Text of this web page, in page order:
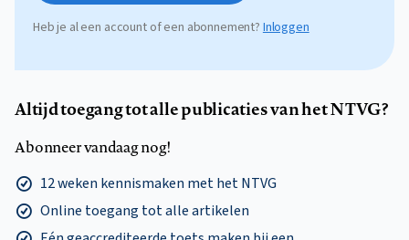
Heb je al een account of een abonnement? Inloggen
Altijd toegang tot alle publicaties van het NTVG?
Abonneer vandaag nog!
12 weken kennismaken met het NTVG
Online toegang tot alle artikelen